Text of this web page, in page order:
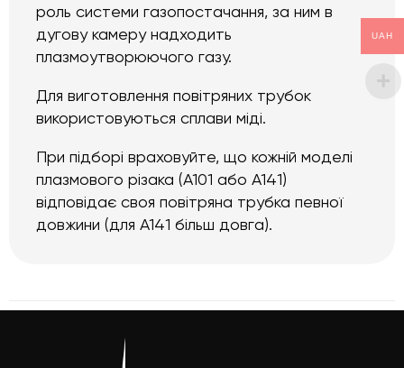
роль системи газопостачання, за ним в
дугову камеру надходить
плазмоутворюючого газу.
Для виготовлення повітряних трубок
використовуються сплави міді.
При підборі враховуйте, що кожній моделі
плазмового різака (А101 або А141)
відповідає своя повітряна трубка певної
довжини (для А141 більш довга).
UAH